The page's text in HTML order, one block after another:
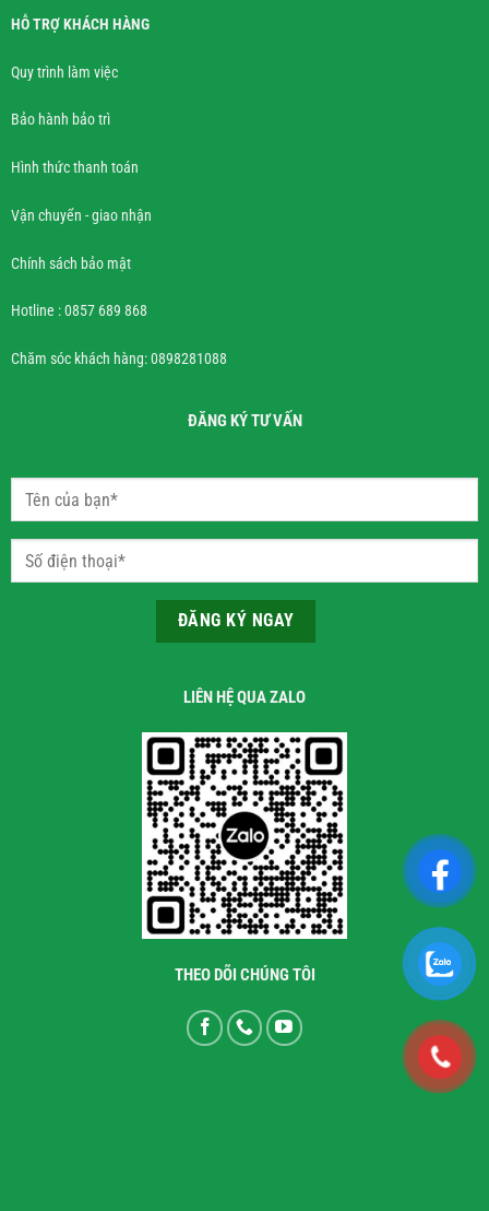
HỖ TRỢ KHÁCH HÀNG
Quy trình làm việc
Bảo hành bảo trì
Hình thức thanh toán
Vận chuyển - giao nhận
Chính sách bảo mật
Hotline : 0857 689 868
Chăm sóc khách hàng: 0898281088
ĐĂNG KÝ TƯ VẤN
LIÊN HỆ QUA ZALO
THEO DÕI CHÚNG TÔI